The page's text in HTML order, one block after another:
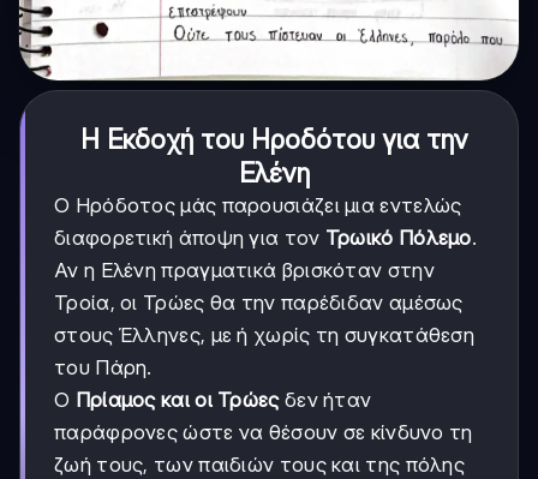
Η Εκδοχή του Ηροδότου για την
Ελένη
Ο Ηρόδοτος μάς παρουσιάζει μια εντελώς
διαφορετική άποψη για τον Τρωικό Πόλεμο.
Αν η Ελένη πραγματικά βρισκόταν στην
Τροία, οι Τρώες θα την παρέδιδαν αμέσως
στους Έλληνες, με ή χωρίς τη συγκατάθεση
του Πάρη.
Ο Πρίαμος και οι Τρώεςδεν ήταν
παράφρονες ώστε να θέσουν σε κίνδυνο τη
ζωή τους, των παιδιών τους και της πόλης